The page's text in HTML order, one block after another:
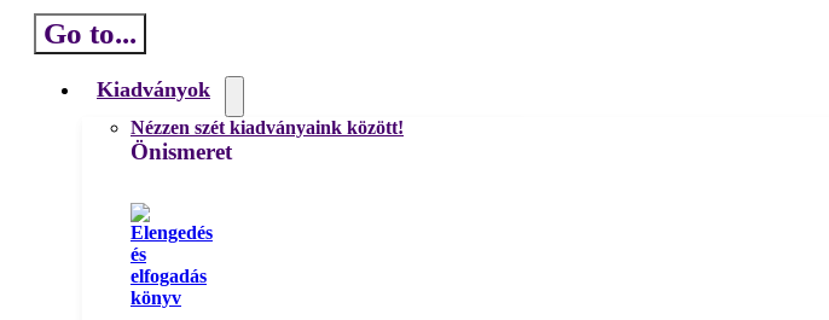
Go to...
Kiadványok
Nézzen szét kiadványaink között!
Önismeret